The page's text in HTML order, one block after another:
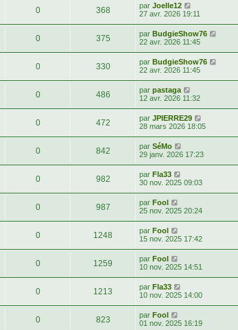
0 368 par Joelle12
27 avr. 2026 19:11
0 375 par BudgieShow76
22 avr. 2026 11:45
0 330 par BudgieShow76
22 avr. 2026 11:45
0 486 par pastaga
12 avr. 2026 11:32
0 472 par JPIERRE29
28 mars 2026 18:05
0 842 par SéMo
29 janv. 2026 17:23
0 982 par Fla33
30 nov. 2025 09:03
0 987 par Fool
25 nov. 2025 20:24
0 1248 par Fool
15 nov. 2025 17:42
0 1259 par Fool
10 nov. 2025 14:51
0 1213 par Fla33
10 nov. 2025 14:00
0 823 par Fool
01 nov. 2025 16:19